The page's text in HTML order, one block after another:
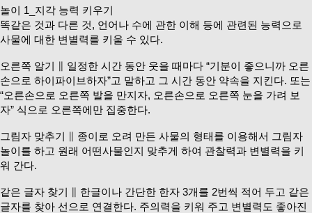
놀이 1_지각 능력 키우기
똑같은 것과 다른 것, 언어나 수에 관한 이해 등에 관련된 능력으로
사물에 대한 변별력를 키울 수 있다.
오른쪽 알기 ∥ 일정한 시간 동안 웃을 때마다 “기분이 좋으니까 오른
손으로 하이파이브하자”고 말하고 그 시간 동안 약속을 지킨다. 또는
“오른손으로 오른쪽 발을 만지자, 오른손으로 오른쪽 눈을 가려 보
자” 식으로 오른쪽에만 집중한다.
그림자 맞추기 ∥ 종이로 오려 만든 사물의 형태를 이용해서 그림자
놀이를 하고 원래 어떤사물인지 맞추게 하여 관찰력과 변별력을 키
워 간다.
같은 글자 찾기 ∥ 한글이나 간단한 한자 3개를 2번씩 적어 두고 같은
글자를 찾아 선으로 연결한다. 주의력을 키워 주고 변별력도 좋아진